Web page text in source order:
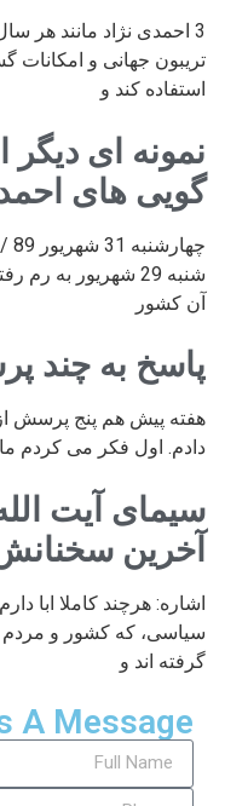
3 احمدی نژاد مانند هر
تریبون جهانی و امکانات
استفاده کند و
نمونه ای دیگر
گویی های
شنبه 29 شهریور به
آن کشور
پاسخ به چند
هفته پیش هم پنج پرسش
دادم. اول فکر می کردم
سیمای آیت
آخرین
اشاره: هرچند کاملا ابا
سیاسی، که کشور و مردم
گرفته اند و
A Message